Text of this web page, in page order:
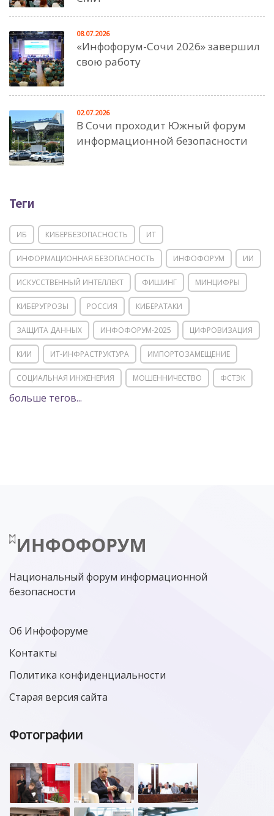
«Инфофорум-Сочи 2026» завершил
свою работу
08.07.2026
В Сочи проходит Южный форум
информационной безопасности
02.07.2026
Теги
ИБ КИБЕРБЕЗОПАСНОСТЬ ИТ
ИНФОРМАЦИОННАЯ БЕЗОПАСНОСТЬ ИНФОФОРУМ ИИ
ИСКУССТВЕННЫЙ ИНТЕЛЛЕКТ ФИШИНГ МИНЦИФРЫ
КИБЕРУГРОЗЫ РОССИЯ КИБЕРАТАКИ
ЗАЩИТА ДАННЫХ ИНФОФОРУМ-2025 ЦИФРОВИЗАЦИЯ
КИИ ИТ-ИНФРАСТРУКТУРА ИМПОРТОЗАМЕЩЕНИЕ
СОЦИАЛЬНАЯ ИНЖЕНЕРИЯ МОШЕННИЧЕСТВО ФСТЭК
POSITIVE TECHNOLOGIES
МИНЦИФРЫ РОССИИ NGFW
больше тегов...
Национальный форум информационной
безопасности
Об Инфофоруме
Контакты
Политика конфиденциальности
Старая версия сайта
Фотографии